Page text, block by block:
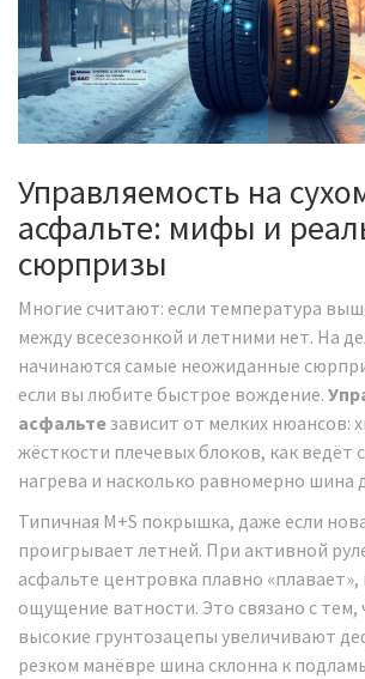
Управляемость на
асфальте: мифы и
сюрпризы
Многие считают: если температура
между всесезонкой и летними нет. На
начинаются самые неожиданные
если вы любите быстрое вождение.
асфальтезависит от мелких нюансов:
жёсткости плечевых блоков, как ведёт
нагрева и насколько равномерно шина
Типичная M+S покрышка, даже если
проигрывает летней. При активной
асфальте центровка плавно «плавает»,
ощущение ватности. Это связано с тем,
высокие грунтозацепы увеличивают
резком манёвре шина склонна к